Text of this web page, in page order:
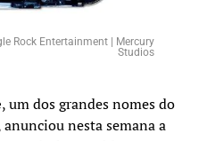
Rock Entertainment | Mercury
Studios
, um dos grandes nomes do
anunciou nesta semana a